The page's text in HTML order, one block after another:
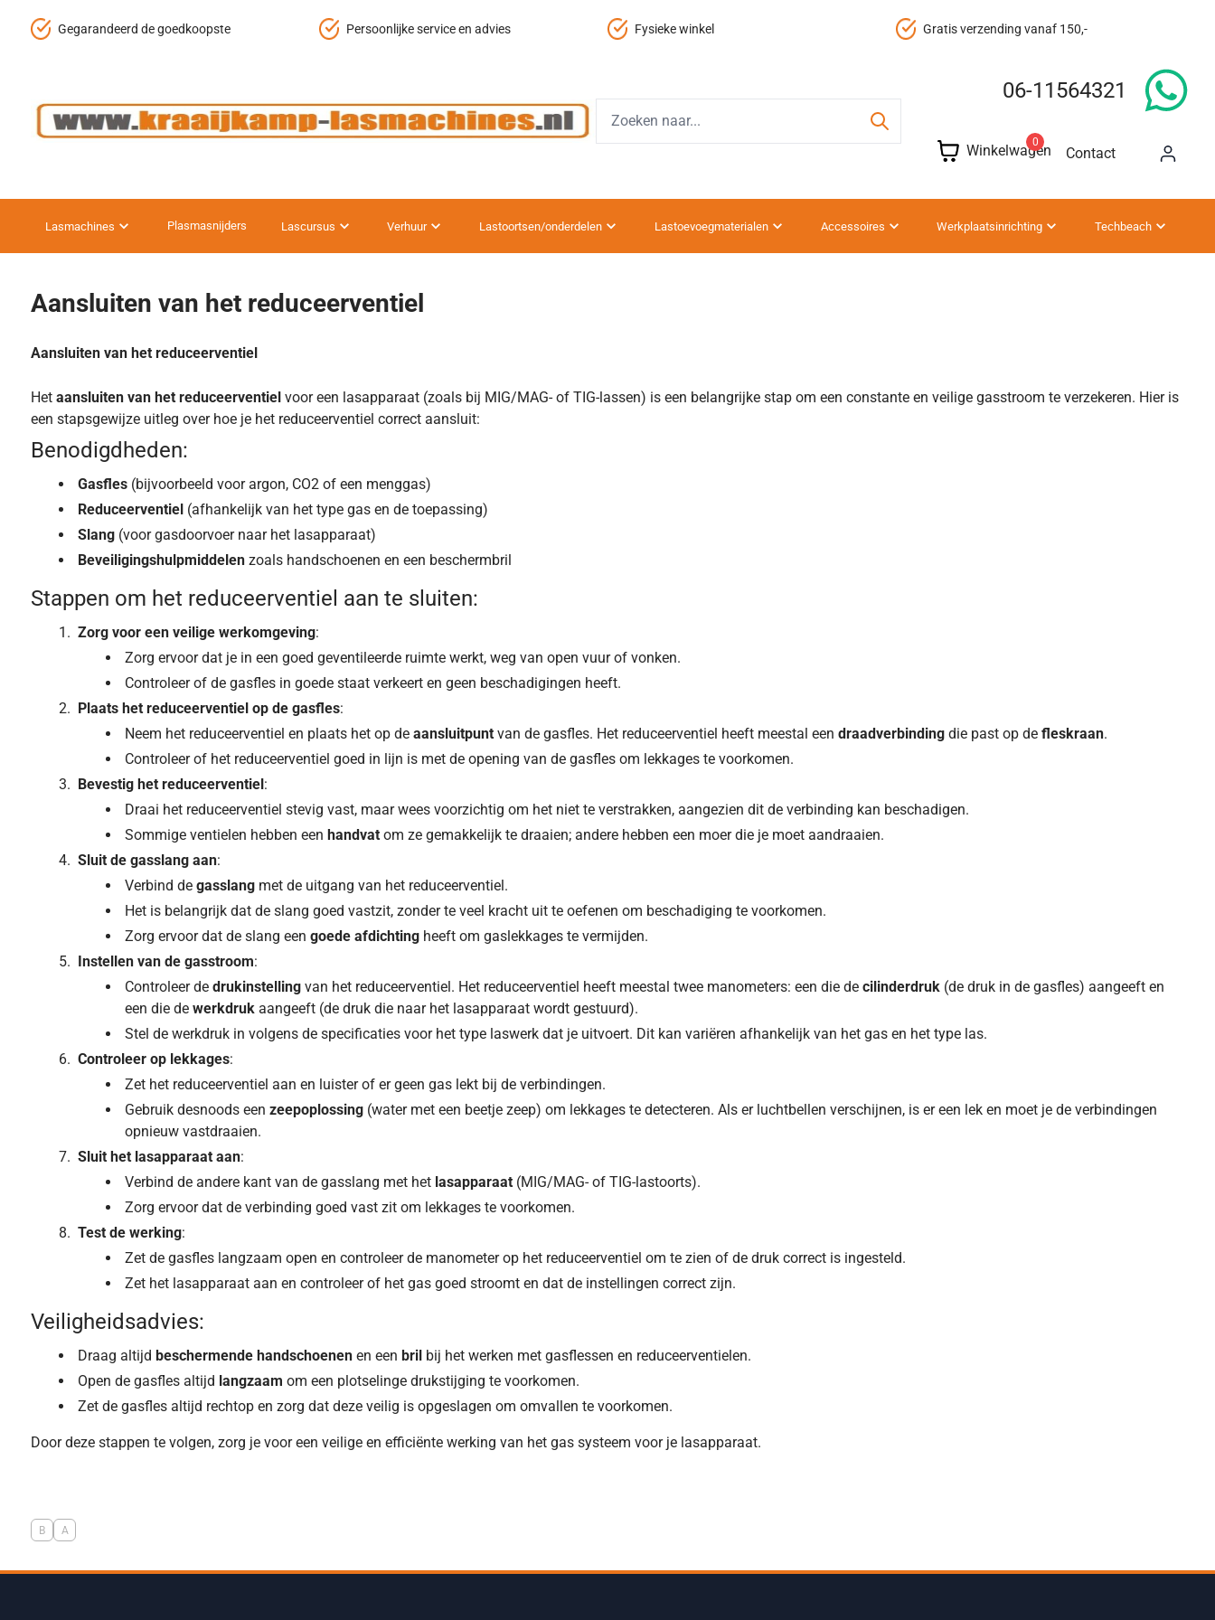
Gegarandeerd de goedkoopste Persoonlijke service en advies Fysieke winkel Gratis verzending vanaf 150,-
06-11564321
Winkelwagen
0
Contact
Lasmachines Plasmasnijders Lascursus Verhuur Lastoortsen/onderdelen Lastoevoegmaterialen Accessoires Werkplaatsinrichting Techbeach
Aansluiten van het reduceerventiel
Aansluiten van het reduceerventiel
Het aansluiten van het reduceerventiel voor een lasapparaat (zoals bij MIG/MAG- of TIG-lassen) is een belangrijke stap om een constante en veilige gasstroom te verzekeren. Hier is
een stapsgewijze uitleg over hoe je het reduceerventiel correct aansluit:
Benodigdheden:
Gasfles (bijvoorbeeld voor argon, CO2 of een menggas)
Reduceerventiel (afhankelijk van het type gas en de toepassing)
Slang (voor gasdoorvoer naar het lasapparaat)
Beveiligingshulpmiddelen zoals handschoenen en een beschermbril
Stappen om het reduceerventiel aan te sluiten:
Zorg voor een veilige werkomgeving:
Zorg ervoor dat je in een goed geventileerde ruimte werkt, weg van open vuur of vonken.
Controleer of de gasfles in goede staat verkeert en geen beschadigingen heeft.
Plaats het reduceerventiel op de gasfles:
Neem het reduceerventiel en plaats het op de aansluitpunt van de gasfles. Het reduceerventiel heeft meestal een draadverbinding die past op de fleskraan.
Controleer of het reduceerventiel goed in lijn is met de opening van de gasfles om lekkages te voorkomen.
Bevestig het reduceerventiel:
Draai het reduceerventiel stevig vast, maar wees voorzichtig om het niet te verstrakken, aangezien dit de verbinding kan beschadigen.
Sommige ventielen hebben een handvat om ze gemakkelijk te draaien; andere hebben een moer die je moet aandraaien.
Sluit de gasslang aan:
Verbind de gasslang met de uitgang van het reduceerventiel.
Het is belangrijk dat de slang goed vastzit, zonder te veel kracht uit te oefenen om beschadiging te voorkomen.
Zorg ervoor dat de slang een goede afdichting heeft om gaslekkages te vermijden.
Instellen van de gasstroom:
Controleer de drukinstelling van het reduceerventiel. Het reduceerventiel heeft meestal twee manometers: een die de cilinderdruk (de druk in de gasfles) aangeeft en
een die de werkdruk aangeeft (de druk die naar het lasapparaat wordt gestuurd).
Stel de werkdruk in volgens de specificaties voor het type laswerk dat je uitvoert. Dit kan variëren afhankelijk van het gas en het type las.
Controleer op lekkages:
Zet het reduceerventiel aan en luister of er geen gas lekt bij de verbindingen.
Gebruik desnoods een zeepoplossing (water met een beetje zeep) om lekkages te detecteren. Als er luchtbellen verschijnen, is er een lek en moet je de verbindingen
opnieuw vastdraaien.
Sluit het lasapparaat aan:
Verbind de andere kant van de gasslang met het lasapparaat (MIG/MAG- of TIG-lastoorts).
Zorg ervoor dat de verbinding goed vast zit om lekkages te voorkomen.
Test de werking:
Zet de gasfles langzaam open en controleer de manometer op het reduceerventiel om te zien of de druk correct is ingesteld.
Zet het lasapparaat aan en controleer of het gas goed stroomt en dat de instellingen correct zijn.
Veiligheidsadvies:
Draag altijd beschermende handschoenen en een bril bij het werken met gasflessen en reduceerventielen.
Open de gasfles altijd langzaam om een plotselinge drukstijging te voorkomen.
Zet de gasfles altijd rechtop en zorg dat deze veilig is opgeslagen om omvallen te voorkomen.
Door deze stappen te volgen, zorg je voor een veilige en efficiënte werking van het gas systeem voor je lasapparaat.
B A